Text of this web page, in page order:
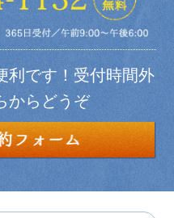
利です！受付時間外
からどうぞ